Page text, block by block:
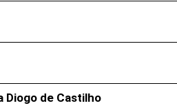
Diogo de Castilho